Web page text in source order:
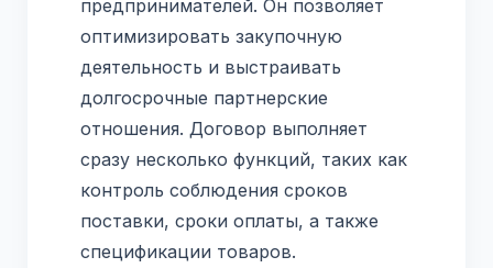
предпринимателей. Он позволяет
оптимизировать закупочную
деятельность и выстраивать
долгосрочные партнерские
отношения. Договор выполняет
сразу несколько функций, таких как
контроль соблюдения сроков
поставки, сроки оплаты, а также
спецификации товаров.